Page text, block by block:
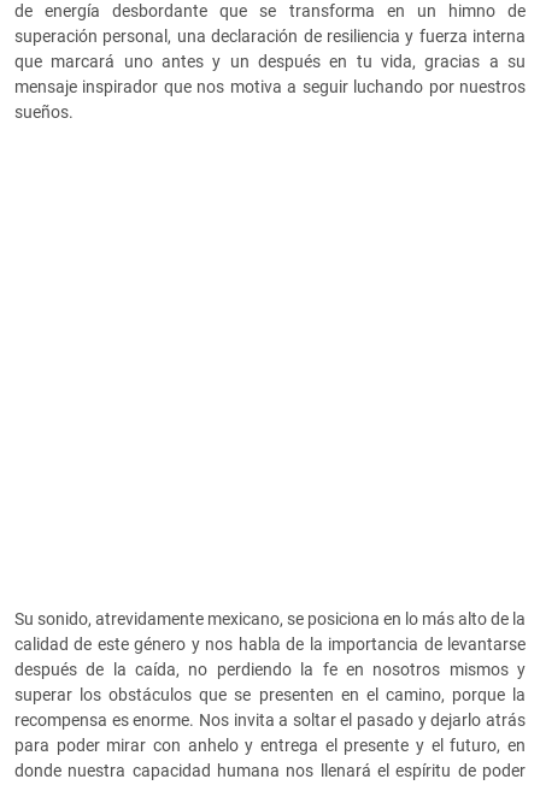
de energía desbordante que se transforma en un himno de
superación personal, una declaración de resiliencia y fuerza interna
que marcará uno antes y un después en tu vida, gracias a su
mensaje inspirador que nos motiva a seguir luchando por nuestros
sueños.
Su sonido, atrevidamente mexicano, se posiciona en lo más alto de la
calidad de este género y nos habla de la importancia de levantarse
después de la caída, no perdiendo la fe en nosotros mismos y
superar los obstáculos que se presenten en el camino, porque la
recompensa es enorme. Nos invita a soltar el pasado y dejarlo atrás
para poder mirar con anhelo y entrega el presente y el futuro, en
donde nuestra capacidad humana nos llenará el espíritu de poder